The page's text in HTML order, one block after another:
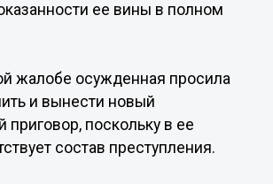
ее вины в полном
жалобе осужденная просила
и вынести новый
приговор, поскольку в ее
состав преступления.